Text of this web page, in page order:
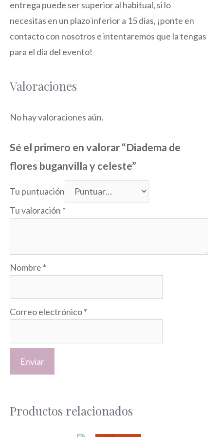
entrega puede ser superior al habitual, si lo
necesitas en un plazo inferior a 15 días, ¡ponte en
contacto con nosotros e intentaremos que la tengas
para el día del evento!
Valoraciones
No hay valoraciones aún.
Sé el primero en valorar “Diadema de
flores buganvilla y celeste”
Tu puntuación
Tu valoración *
Nombre *
Correo electrónico*
Productos relacionados